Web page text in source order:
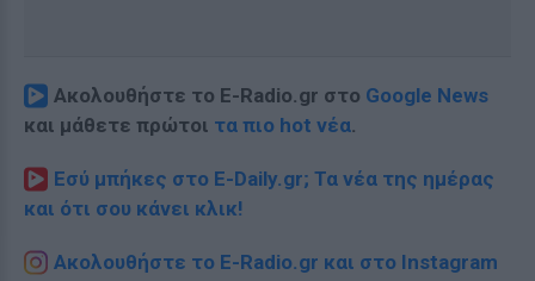
Ακολουθήστε το E-Radio.gr στο Google News
και μάθετε πρώτοι τα πιο hot νέα.
Εσύ μπήκες στο E-Daily.gr; Τα νέα της ημέρας
και ότι σου κάνει κλικ!
Ακολουθήστε το E-Radio.gr και στο Instagram